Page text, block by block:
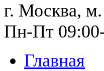
г. Москва,
Пн-Пт
Главная